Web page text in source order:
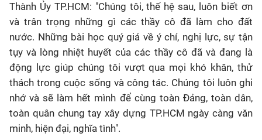
Thành Ủy TP.HCM: "Chúng tôi, thế hệ sau, luôn biết ơn
và trân trọng những gì các thầy cô đã làm cho đất
nước. Những bài học quý giá về ý chí, nghị lực, sự tận
tụy và lòng nhiệt huyết của các thầy cô đã và đang là
động lực giúp chúng tôi vượt qua mọi khó khăn, thử
thách trong cuộc sống và công tác. Chúng tôi luôn ghi
nhớ và sẽ làm hết mình để cùng toàn Đảng, toàn dân,
toàn quân chung tay xây dựng TP.HCM ngày càng văn
minh, hiện đại, nghĩa tình".